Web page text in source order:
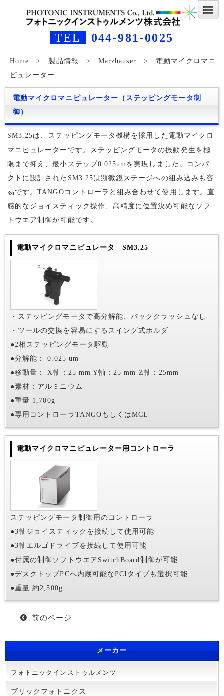
TEL 044-981-0025
Home >製品情報 > Marzhauser > 電動マイクロマニ
ピュレーター
電動マイクロマニピュレーター（ステッピングモータ制
御）
SM3.25は、ステッピングモータ機構を採用した電動マイクロ
マニピュレーターです。ステッピングモータの振動発生を極
限まで抑え、最小ステップ0.025umを実現しました。コンパ
クトに設計されたSM3.25は顕微鏡ステージへの組み込みも容
易です。TANGOコントローラと組み合わせて使用します。直
感的なジョイスティック操作、高精度に位置決め可能なソフ
トウエア制御が可能です。
電動マイクロマニピュレータ SM3.25
・ステッピングモータで高分解能、バッククラッシュなし
・ツールの交換を容易にするスイング式ホルダ
●2相ステッピングモータ駆動
●分解能： 0.025 um
●移動量： X軸：25 mm Y軸：25 mm Z軸：25mm
●素材：アルミニウム
●重量 1,700g
●専用コントローラTANGOもしくはMCL
電動マイクロマニピュレーター用コントローラ
ステッピングモータ制御用のコントローラ
●3軸ジョイスティックを接続して使用可能
●3軸エルゴドライブを接続して使用可能
●付属の制御ソフトウエアSwitchBoard制御が可能
●デスクトップPCへ内蔵可能なPCIタイプも選択可能
●重量 約2,500g
前のページ
メーカー
フォトニックインストゥルメンツ
ブリックフォトニクス